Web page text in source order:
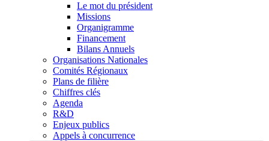
Le mot du président
Missions
Organigramme
Financement
Bilans Annuels
Organisations Nationales
Comités Régionaux
Plans de filière
Chiffres clés
Agenda
R&D
Enjeux publics
Appels à concurrence